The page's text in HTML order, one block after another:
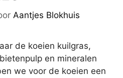
Aantjes Blokhuis
de koeien kuilgras,
en mineralen
we voor de koeien een